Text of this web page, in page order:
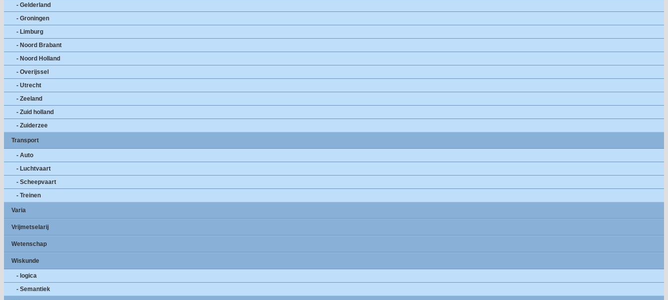
- Gelderland
- Groningen
- Limburg
- Noord Brabant
- Noord Holland
- Overijssel
- Utrecht
- Zeeland
- Zuid holland
- Zuiderzee
Transport
- Auto
- Luchtvaart
- Scheepvaart
- Treinen
Varia
Vrijmetselarij
Wetenschap
Wiskunde
- logica
- Semantiek